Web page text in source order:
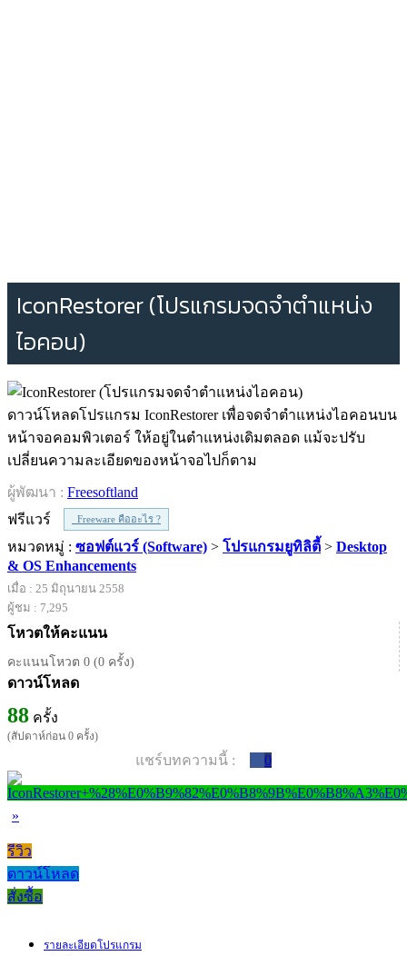
IconRestorer (โปรแกรมจดจำตำแหน่ง
ไอคอน)
ดาวน์โหลดโปรแกรม IconRestorer เพื่อจดจำตำแหน่งไอคอนบน
หน้าจอคอมพิวเตอร์ ให้อยู่ในตำแหน่งเดิมตลอด แม้จะปรับ
เปลี่ยนความละเอียดของหน้าจอไปก็ตาม
ผู้พัฒนา : Freesoftland
ฟรีแวร์
Freeware คืออะไร ?
หมวดหมู่ : ซอฟต์แวร์ (Software) > โปรแกรมยูทิลิตี้ > Desktop
& OS Enhancements
เมื่อ : 25 มิถุนายน 2558
ผู้ชม : 7,295
โหวตให้คะแนน
คะแนนโหวต 0 (0 ครั้ง)
ดาวน์โหลด
88 ครั้ง
(สัปดาห์ก่อน 0 ครั้ง)
แชร์บทความนี้ : 0
»
รีวิว
ดาวน์โหลด
สั่งซื้อ
รายละเอียดโปรแกรม